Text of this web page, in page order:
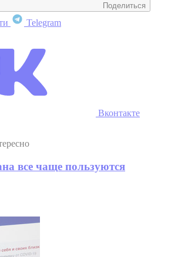
Поделиться
Telegram
Вконтакте
все чаще пользуются